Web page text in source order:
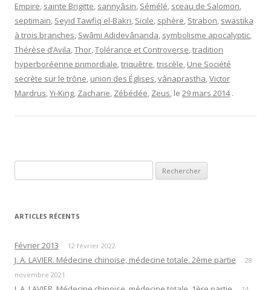
Empire, sainte Brigitte, sannyâsin, Sémélé, sceau de Salomon,
septimain, Seyid Tawfiq el-Bakri, Sicile, sphère, Strabon, swastika
à trois branches, Swâmi Adidevânanda, symbolisme apocalyptic,
Thérèse d’Avila,Thor,Tolérance et Controverse,tradition
hyperboréenne primordiale,triquêtre,triscèle, Une Société
secrète sur le trône, union des Églises,vânaprastha,Victor
Mardrus,Yi-King, Zacharie, Zébédée, Zeus, le 29 mars 2014 .
ARTICLES RÉCENTS
Février 2013 12 février 2022
J. A. LAVIER. Médecine chinoise, médecine totale. 2ème partie
28
novembre 2021